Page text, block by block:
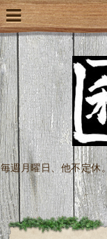
毎週月曜日、他不定休